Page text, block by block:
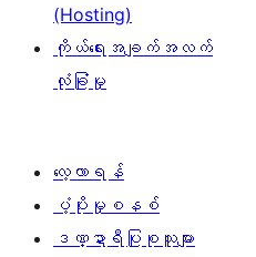
(Hosting)
ကိုယ်ရေးအချက်အလက်
လုံခြုံမှု
လေ့လာရန်
ပံ့ပိုးမှုစနစ်
ဒဏ္ဍာရီပြုစုသူများ